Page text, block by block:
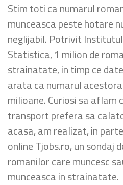
Stim toti ca numarul
munceasca peste hotare
neglijabil. Potrivit
Statistica, 1 milion de
strainatate, in timp ce
arata ca numarul
milioane. Curiosi sa aflam
transport prefera sa
acasa, am realizat, in
online Tjobs.ro, un sondaj
romanilor care muncesc
munceasca in strainatate.